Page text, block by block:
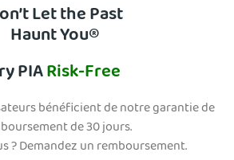
Let the Past
Haunt You®
PIARisk-Free
bénéficient de notre garantie de
de 30 jours.
? Demandez un remboursement.